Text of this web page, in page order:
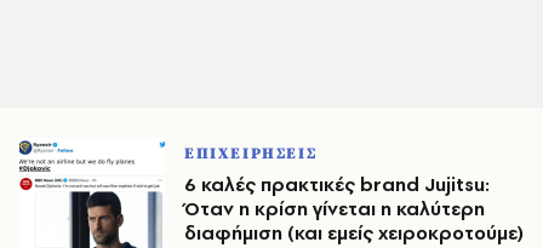
ΕΠΙΧΕΙΡΗΣΕΙΣ
6 καλές πρακτικές brand Jujitsu:
Όταν η κρίση γίνεται η καλύτερη
διαφήμιση (και εμείς χειροκροτούμε)